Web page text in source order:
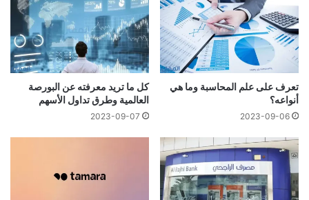
تعرف على علم المحاسبة وما هي
أنواعه؟
2023-09-06
كل ما تريد معرفته عن البورصة
العالمية وطرق تداول الأسهم
2023-09-07